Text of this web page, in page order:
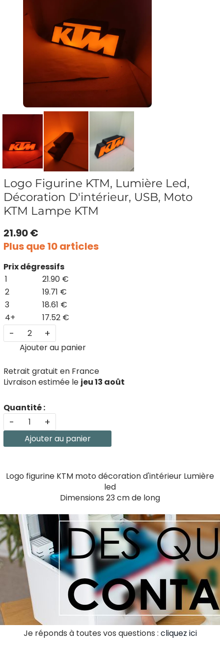
Logo Figurine KTM, Lumière Led,
Décoration D'intérieur, USB, Moto
KTM Lampe KTM
21.90 €
Plus que 10 articles
Prix dégressifs
1
21.90 €
2
19.71 €
3
18.61 €
4+
17.52 €
- +
Ajouter au panier
Retrait gratuit en France
Livraison estimée le jeu 13 août
Quantité :
- +
Ajouter au panier
Logo figurine KTM moto décoration d'intérieur Lumière
led
Dimensions 23 cm de long
Je réponds à toutes vos questions : cliquez ici